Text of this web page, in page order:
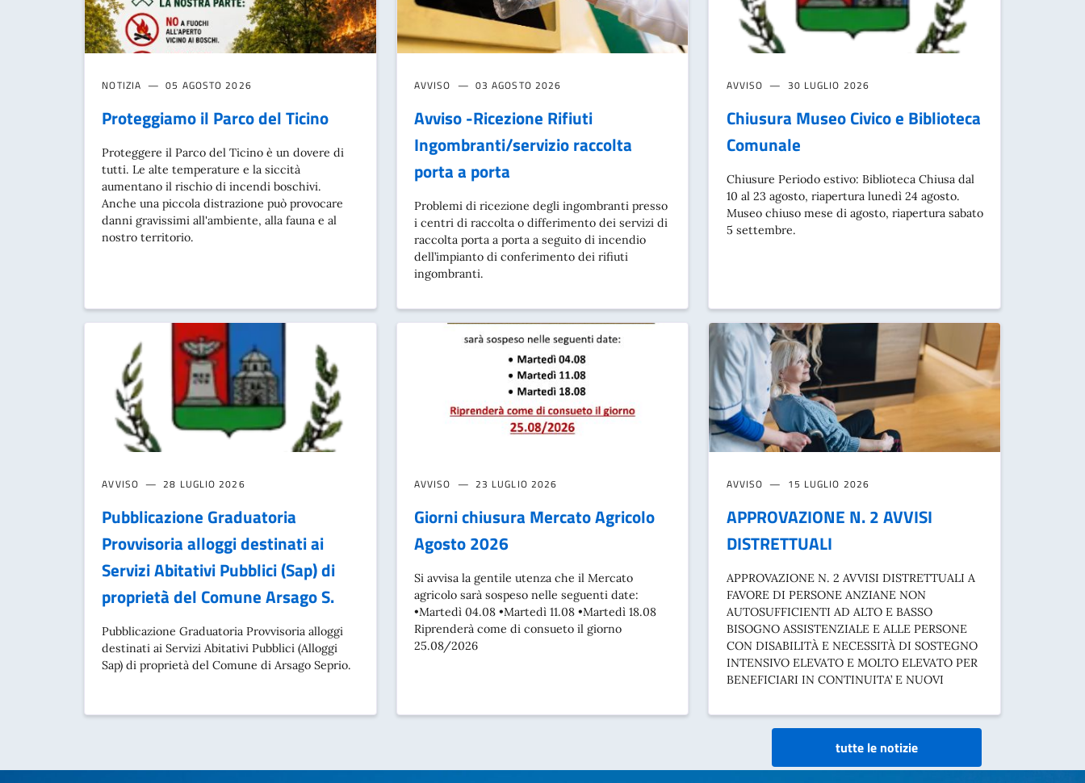
NOTIZIA 05 AGOSTO 2026
Proteggiamo il Parco del Ticino
Proteggere il Parco del Ticino è un dovere di
tutti. Le alte temperature e la siccità
aumentano il rischio di incendi boschivi.
Anche una piccola distrazione può provocare
danni gravissimi all'ambiente, alla fauna e al
nostro territorio.
AVVISO 03 AGOSTO 2026
Avviso -Ricezione Rifiuti
Ingombranti/servizio raccolta
porta a porta
Problemi di ricezione degli ingombranti presso
i centri di raccolta o differimento dei servizi di
raccolta porta a porta a seguito di incendio
dell’impianto di conferimento dei rifiuti
ingombranti.
AVVISO 30 LUGLIO 2026
Chiusura Museo Civico e Biblioteca
Comunale
Chiusure Periodo estivo: Biblioteca Chiusa dal
10 al 23 agosto, riapertura lunedì 24 agosto.
Museo chiuso mese di agosto, riapertura sabato
5 settembre.
AVVISO 28 LUGLIO 2026
Pubblicazione Graduatoria
Provvisoria alloggi destinati ai
Servizi Abitativi Pubblici (Sap) di
proprietà del Comune Arsago S.
Pubblicazione Graduatoria Provvisoria alloggi
destinati ai Servizi Abitativi Pubblici (Alloggi
Sap) di proprietà del Comune di Arsago Seprio.
AVVISO 23 LUGLIO 2026
Giorni chiusura Mercato Agricolo
Agosto 2026
Si avvisa la gentile utenza che il Mercato
agricolo sarà sospeso nelle seguenti date:
•Martedì 04.08 •Martedì 11.08 •Martedì 18.08
Riprenderà come di consueto il giorno
25.08/2026
AVVISO 15 LUGLIO 2026
APPROVAZIONE N. 2 AVVISI
DISTRETTUALI
APPROVAZIONE N. 2 AVVISI DISTRETTUALI A
FAVORE DI PERSONE ANZIANE NON
AUTOSUFFICIENTI AD ALTO E BASSO
BISOGNO ASSISTENZIALE E ALLE PERSONE
CON DISABILITÀ E NECESSITÀ DI SOSTEGNO
INTENSIVO ELEVATO E MOLTO ELEVATO PER
BENEFICIARI IN CONTINUITA’ E NUOVI
tutte le notizie